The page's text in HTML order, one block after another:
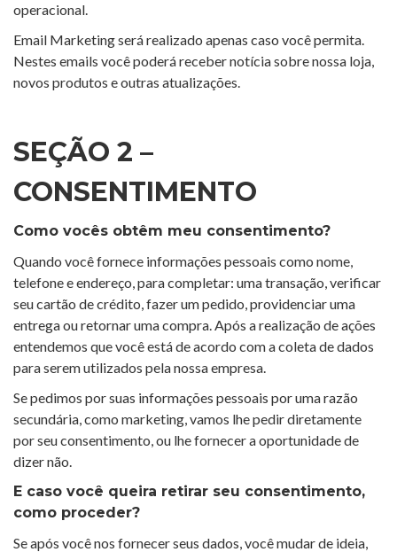
operacional.
Email Marketing será realizado apenas caso você permita.
Nestes emails você poderá receber notícia sobre nossa loja,
novos produtos e outras atualizações.
SEÇÃO 2 –
CONSENTIMENTO
Como vocês obtêm meu consentimento?
Quando você fornece informações pessoais como nome,
telefone e endereço, para completar: uma transação, verificar
seu cartão de crédito, fazer um pedido, providenciar uma
entrega ou retornar uma compra. Após a realização de ações
entendemos que você está de acordo com a coleta de dados
para serem utilizados pela nossa empresa.
Se pedimos por suas informações pessoais por uma razão
secundária, como marketing, vamos lhe pedir diretamente
por seu consentimento, ou lhe fornecer a oportunidade de
dizer não.
E caso você queira retirar seu consentimento,
como proceder?
Se após você nos fornecer seus dados, você mudar de ideia,